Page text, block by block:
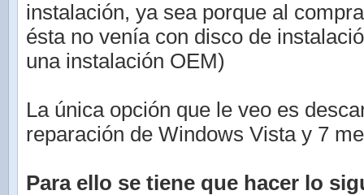
instalación, ya sea porque al
ésta no venía con disco de
una instalación OEM)
La única opción que le veo es
reparación de Windows Vista y 7
Para ello se tiene que hacer lo